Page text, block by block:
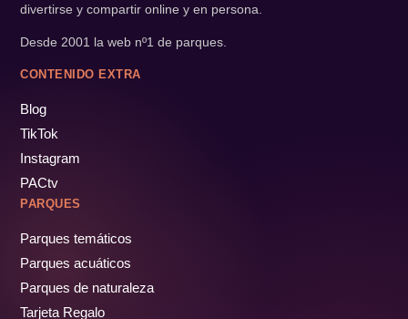
divertirse y compartir online y en persona.
Desde 2001 la web nº1 de parques.
CONTENIDO EXTRA
Blog
TikTok
Instagram
PACtv
PARQUES
Parques temáticos
Parques acuáticos
Parques de naturaleza
Tarjeta Regalo